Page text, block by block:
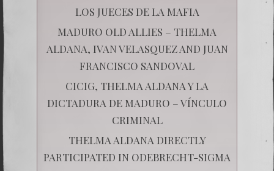
LOS JUECES DE LA MAFIA
MADURO OLD ALLIES – THELMA
ALDANA, IVAN VELASQUEZ AND JUAN
FRANCISCO SANDOVAL
CICIG, THELMA ALDANA Y LA
DICTADURA DE MADURO – VÍNCULO
CRIMINAL
THELMA ALDANA DIRECTLY
PARTICIPATED IN ODEBRECHT-SIGMA